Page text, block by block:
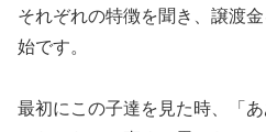
それぞれの特徴を聞き、譲渡
始です。
最初にこの子達を見た時、「